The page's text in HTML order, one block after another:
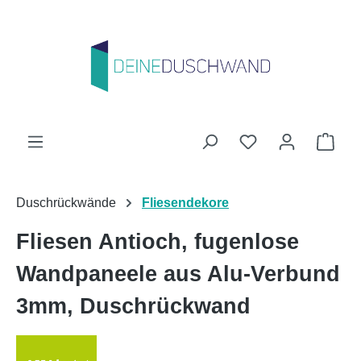
Du hast 0
Duschrückwände Fliesendekore
Fliesen Antioch, fugenlose
Wandpaneele aus Alu-Verbund
3mm, Duschrückwand